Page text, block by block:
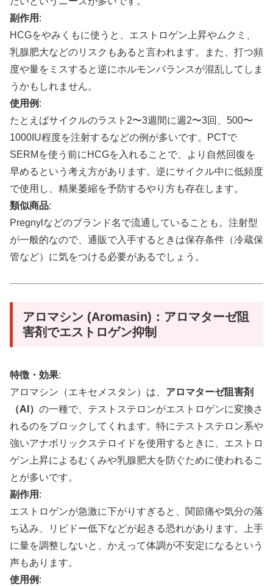
副作用 :
HCGをやみくもに使うと、エストロゲン上昇やムクミ、
乳腺肥大などのリスクもあると言われます。また、打つ頻
度や量をミスすると逆にホルモンバランスが混乱してしま
うかもしれません。
使用例 :
たとえばサイクルのラスト2〜3週間に週2〜3回、500〜
1000IU程度を注射するなどの例が多いです。PCTで
SERMを使う前にHCGを入れることで、より自然回復を
早めるという考え方があります。逆にサイクル中に低頻度
で使用し、精巣萎縮を予防するやり方も存在します。
類似商品:
Pregnylなどのブランド名で流通していることも。注射型
が一般的なので、通販で入手するときは保存条件（冷蔵保
管など）に気をつける必要があるでしょう。
アロマシン (Aromasin)：アロマターゼ阻
害剤でエストロゲン抑制
特徴・効果:
アロマシン（エキセメスタン）は、 アロマターゼ阻害剤
（AI） の一種で、テストステロンがエストロゲンに変換さ
れるのをブロックしてくれます。特にテストステロン系や
強いアナボリックステロイドを使用するときに、エストロ
ゲン上昇によるむくみや乳腺肥大を防ぐために使われるこ
とが多いです。
副作用 :
エストロゲンが急激に下がりすぎると、関節痛や気分の落
ち込み、リビドー低下などが起きる恐れがあります。上手
に量を調整しないと、かえって体調が不安定になるという
声もあります。
使用例 :